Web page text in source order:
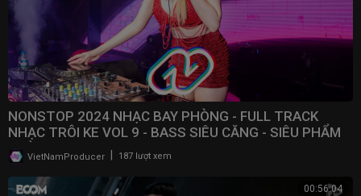
NONSTOP 2024 NHẠC BAY PHÒNG - FULL TRACK
NHẠC TRÔI KE VOL 9 - BASS SIÊU CĂNG - SIÊU PHẨM
PHÒNG BAY
VietNamProducer 187 lượt xem
00:56:04